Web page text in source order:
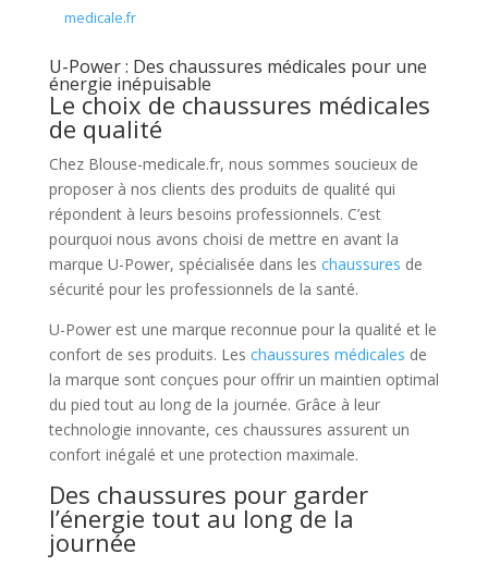
medicale.fr
U-Power : Des chaussures médicales pour une
énergie inépuisable
Le choix de chaussures médicales
de qualité
Chez Blouse-medicale.fr, nous sommes soucieux de
proposer à nos clients des produits de qualité qui
répondent à leurs besoins professionnels. C’est
pourquoi nous avons choisi de mettre en avant la
marque U-Power, spécialisée dans les chaussures de
sécurité pour les professionnels de la santé.
U-Power est une marque reconnue pour la qualité et le
confort de ses produits. Les chaussures médicales de
la marque sont conçues pour offrir un maintien optimal
du pied tout au long de la journée. Grâce à leur
technologie innovante, ces chaussures assurent un
confort inégalé et une protection maximale.
Des chaussures pour garder
l’énergie tout au long de la
journée